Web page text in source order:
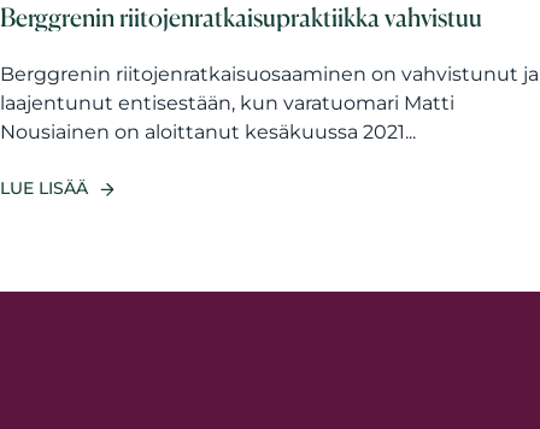
Berggrenin riitojenratkaisupraktiikka vahvistuu
Berggrenin riitojenratkaisuosaaminen on vahvistunut ja
laajentunut entisestään, kun varatuomari Matti
Nousiainen on aloittanut kesäkuussa 2021...
LUE LISÄÄ